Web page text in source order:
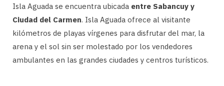
Isla Aguada se encuentra ubicada entre Sabancuy y
Ciudad del Carmen. Isla Aguada ofrece al visitante
kilómetros de playas vírgenes para disfrutar del mar, la
arena y el sol sin ser molestado por los vendedores
ambulantes en las grandes ciudades y centros turísticos.